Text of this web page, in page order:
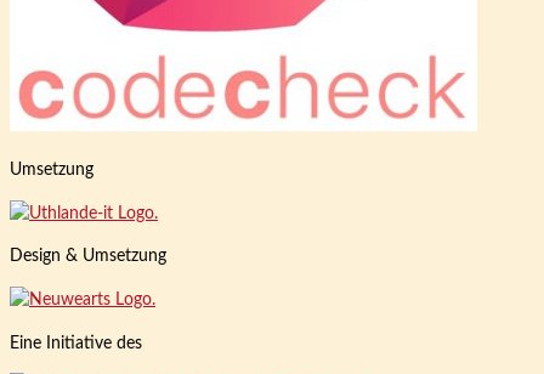
Umsetzung
Design & Umsetzung
Eine Initiative des